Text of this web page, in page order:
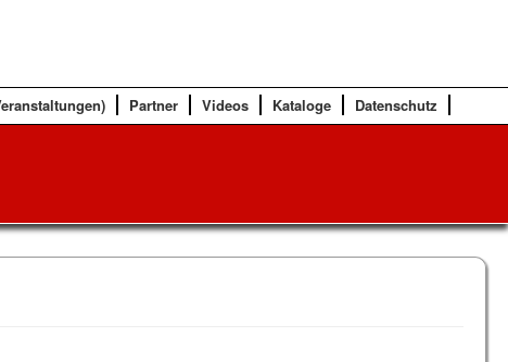
Partner Videos Kataloge Datenschutz